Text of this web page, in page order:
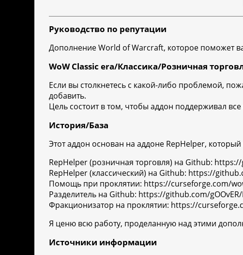
Руководство по репутации
Дополнение World of Warcraft, которое поможет
WoW Classic era/Классика/Розничная
Если вы столкнетесь с какой-либо проблемой,
добавить.
Цель состоит в том, чтобы аддон поддерживал
История/База
Этот аддон основан на аддоне RepHelper,
RepHelper (розничная торговля) на Github:
RepHelper (классический) на Github: https://
Помощь при проклятии: https://curseforge.com/
Разделитель на Github: https://github.com/
Фракционизатор на проклятии: https://
Я ценю всю работу, проделанную над этими
Источники информации